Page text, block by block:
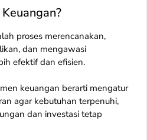
proses merencanakan,
dan mengawasi
efektif dan efisien.
keuangan berarti mengatur
agar kebutuhan terpenuhi,
dan investasi tetap